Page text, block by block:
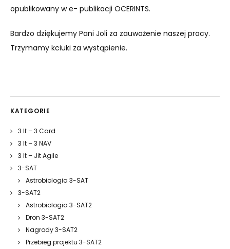
opublikowany w e- publikacji OCERINTS.
Bardzo dziękujemy Pani Joli za zauważenie naszej pracy.
Trzymamy kciuki za wystąpienie.
KATEGORIE
3 It – 3 Card
3 It – 3 NAV
3 It – Jit Agile
3-SAT
Astrobiologia 3-SAT
3-SAT2
Astrobiologia 3-SAT2
Dron 3-SAT2
Nagrody 3-SAT2
Przebieg projektu 3-SAT2